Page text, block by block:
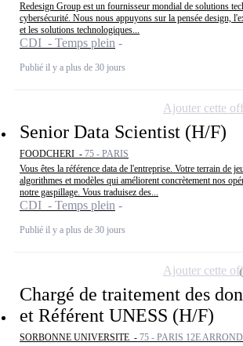
Redesign Group est un fournisseur mondial de solutions
cybersécurité. Nous nous appuyons sur la pensée design,
et les solutions technologiques...
CDI - Temps plein
Publié il y a plus de 30 jours
Senior Data Scientist (H/F)
FOODCHERI - 75 - PARIS
Vous êtes la référence data de l'entreprise. Votre terrain de
algorithmes et modèles qui améliorent concrètement nos
notre gaspillage. Vous traduisez des...
CDI - Temps plein
Publié il y a plus de 30 jours
Ajouter cette
Chargé de traitement des
et Référent UNESS (H/F)
SORBONNE UNIVERSITE - 75 - PARIS 12E
Ajouter cette